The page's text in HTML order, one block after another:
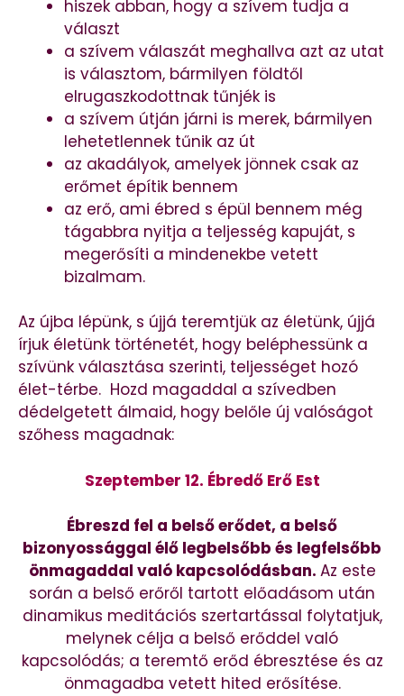
hiszek abban, hogy a szívem tudja a
választ
a szívem válaszát meghallva azt az utat
is választom, bármilyen földtől
elrugaszkodottnak tűnjék is
a szívem útján járni is merek, bármilyen
lehetetlennek tűnik az út
az akadályok, amelyek jönnek csak az
erőmet építik bennem
az erő, ami ébred s épül bennem még
tágabbra nyitja a teljesség kapuját, s
megerősíti a mindenekbe vetett
bizalmam.
Az újba lépünk, s újjá teremtjük az életünk, újjá
írjuk életünk történetét, hogy beléphessünk a
szívünk választása szerinti, teljességet hozó
élet-térbe. Hozd magaddal a szívedben
dédelgetett álmaid, hogy belőle új valóságot
szőhess magadnak:
Szeptember 12. Ébredő Erő Est
Ébreszd fel a belső erődet, a belső
bizonyossággal élő legbelsőbb és legfelsőbb
önmagaddal való kapcsolódásban. Az este
során a belső erőről tartott előadásom után
dinamikus meditációs szertartással folytatjuk,
melynek célja a belső erőddel való
kapcsolódás; a teremtő erőd ébresztése és az
önmagadba vetett hited erősítése.